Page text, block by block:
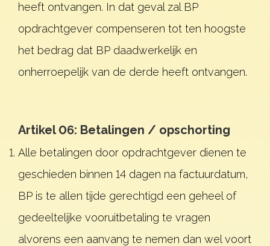
heeft ontvangen. In dat geval zal BP
opdrachtgever compenseren tot ten hoogste
het bedrag dat BP daadwerkelijk en
onherroepelijk van de derde heeft ontvangen.
Artikel 06: Betalingen / opschorting
Alle betalingen door opdrachtgever dienen te
geschieden binnen 14 dagen na factuurdatum,
BP is te allen tijde gerechtigd een geheel of
gedeeltelijke vooruitbetaling te vragen
alvorens een aanvang te nemen dan wel voort